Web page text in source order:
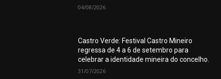
04/08/2026
Castro Verde: Festival Castro Mineiro
regressa de 4 a 6 de setembro para
celebrar a identidade mineira do concelho.
31/07/2026